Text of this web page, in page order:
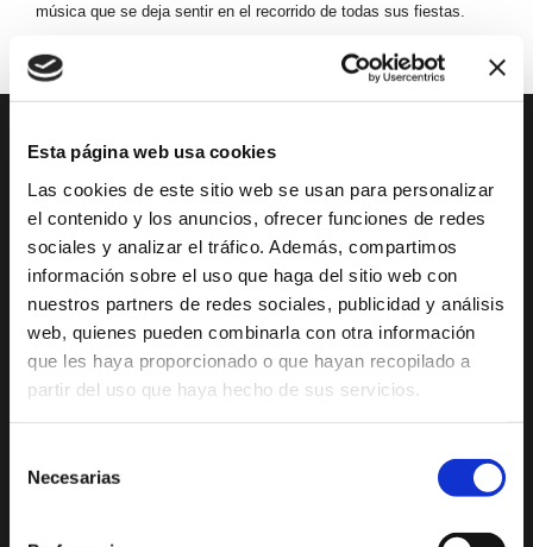
Esta página web usa cookies
Las cookies de este sitio web se usan para personalizar
el contenido y los anuncios, ofrecer funciones de redes
sociales y analizar el tráfico. Además, compartimos
información sobre el uso que haga del sitio web con
nuestros partners de redes sociales, publicidad y análisis
web, quienes pueden combinarla con otra información
que les haya proporcionado o que hayan recopilado a
partir del uso que haya hecho de sus servicios.
Necesarias
música que se deja sentir en el recorrido de todas sus fiestas.
DESCUBRE XÀBIA
Mirador Virtual
Cultura y Patrimonio
Paseo por Xàbia
Histórica
El Port de Xàbia,
Duanes de la Mar
Playa del Arenal
Miradores
QUÉ HACER
Eventos todo el año
Camino del Alba
Actividades
deportivas
Ruta del Arte
Con niños